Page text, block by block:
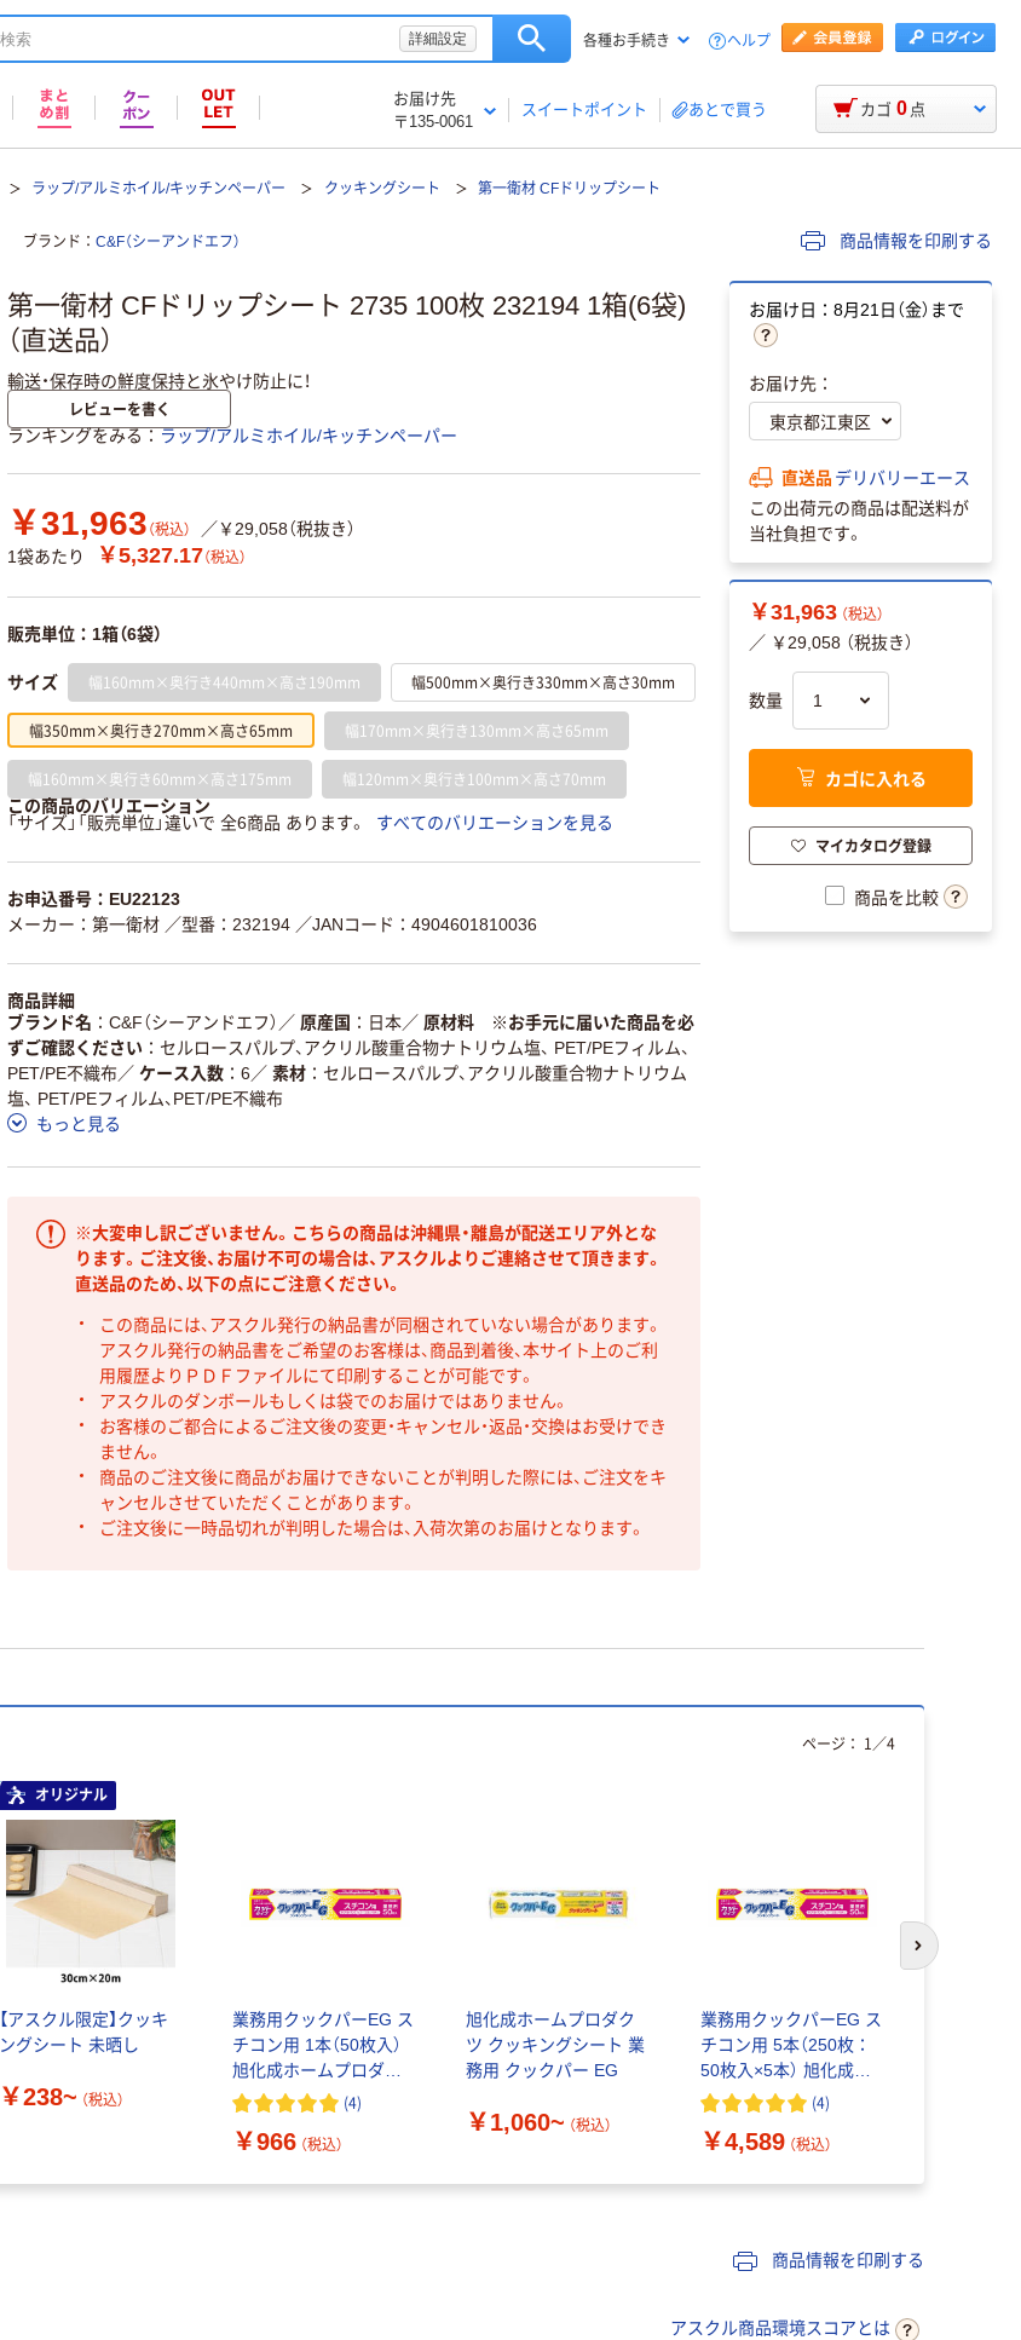
詳細設定 各種お手続き ヘルプ
お届け先
〒135-0061
スイートポイント あとで買う カゴ 0 点
ラップ/アルミホイル/キッチンペーパー クッキングシート 第一衛材 CFドリップシート
ブランド C&F（シーアンドエフ） 商品情報を印刷する
第一衛材 CFドリップシート 2735 100枚 232194 1箱(6袋)
（直送品）
輸送・保存時の鮮度保持と氷やけ防止に！
レビューを書く
ランキングをみる ラップ/アルミホイル/キッチンペーパー
￥31,963 （税込）
／￥29,058（税抜き）
1袋あたり
￥5,327.17（税込）
販売単位：1箱（6袋）
サイズ 幅160mm×奥行き440mm×高さ190mm 幅500mm×奥行き330mm×高さ30mm
幅350mm×奥行き270mm×高さ65mm 幅170mm×奥行き130mm×高さ65mm
幅160mm×奥行き60mm×高さ175mm 幅120mm×奥行き100mm×高さ70mm
この商品のバリエーション
「サイズ」「販売単位」違いで 全6商品 あります。
すべてのバリエーションを見る
お申込番号：EU22123
メーカー：第一衛材 ／型番：232194 ／JANコード：4904601810036
商品詳細
ブランド名
C&F（シーアンドエフ） ／ 原産国 日本／ 原材料 ※お手元に届いた商品を必
ずご確認ください
セルロースパルプ、アクリル酸重合物ナトリウム塩、 PET/PEフィルム、
PET/PE不織布 ／ ケース入数 6／ 素材
セルロースパルプ、アクリル酸重合物ナトリウム
塩、 PET/PEフィルム、PET/PE不織布
もっと見る
※大変申し訳ございません。こちらの商品は沖縄県・離島が配送エリア外とな
ります。ご注文後、お届け不可の場合は、アスクルよりご連絡させて頂きます。
直送品のため、以下の点にご注意ください。
この商品には、アスクル発行の納品書が同梱されていない場合があります。
アスクル発行の納品書をご希望のお客様は、商品到着後、本サイト上のご利
用履歴よりＰＤＦファイルにて印刷することが可能です。
アスクルのダンボールもしくは袋でのお届けではありません。
お客様のご都合によるご注文後の変更・キャンセル・返品・交換はお受けでき
ません。
商品のご注文後に商品がお届けできないことが判明した際には、ご注文をキ
ャンセルさせていただくことがあります。
ご注文後に一時品切れが判明した場合は、入荷次第のお届けとなります。
お届け日：8月21日（金）まで
お届け先：
直送品 デリバリーエース
この出荷元の商品は配送料が
当社負担です。
￥31,963 （税込）
／ ￥29,058 （税抜き）
数量
カゴに入れる
マイカタログ登録
商品を比較
オリジナル
【アスクル限定】クッキ
ングシート 未晒し
￥238~ （税込）
業務用クックパーEG ス
チコン用 1本（50枚入）
旭化成ホームプロダク
ツ
(4)
￥966 （税込）
旭化成ホームプロダク
ツ クッキングシート 業
務用 クックパー EG
￥1,060~ （税込）
業務用クックパーEG ス
チコン用 5本（250枚：
50枚入×5本） 旭化成ホ
ームプロダクツ(4)
￥4,589 （税込）
ページ： 1 ／4
次のスライド
商品情報を印刷する
アスクル商品環境スコアとは